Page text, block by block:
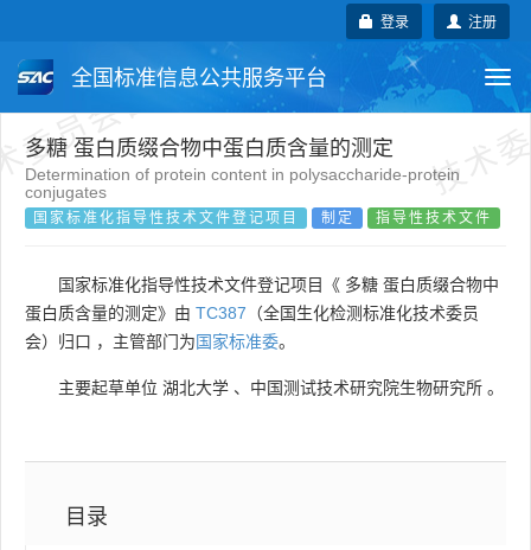
注册
登录
全国标准信息公共服务平台
国家标准 行业标准
团体标准
员会自行登记项目 技
多糖 蛋白质缀合物中蛋白质含量的测定
Determination of protein content in polysaccharide-protein
conjugates
国家标准化指导性技术文件登记项目 制定 指导性技术文件
国家标准化指导性技术文件登记项目《 多糖 蛋白质缀合物中
蛋白质含量的测定》由 TC387 （全国生化检测标准化技术委员
会）归口 ，主管部门为国家标准委。
主要起草单位 湖北大学 、 中国测试技术研究院生物研究所 。
目录